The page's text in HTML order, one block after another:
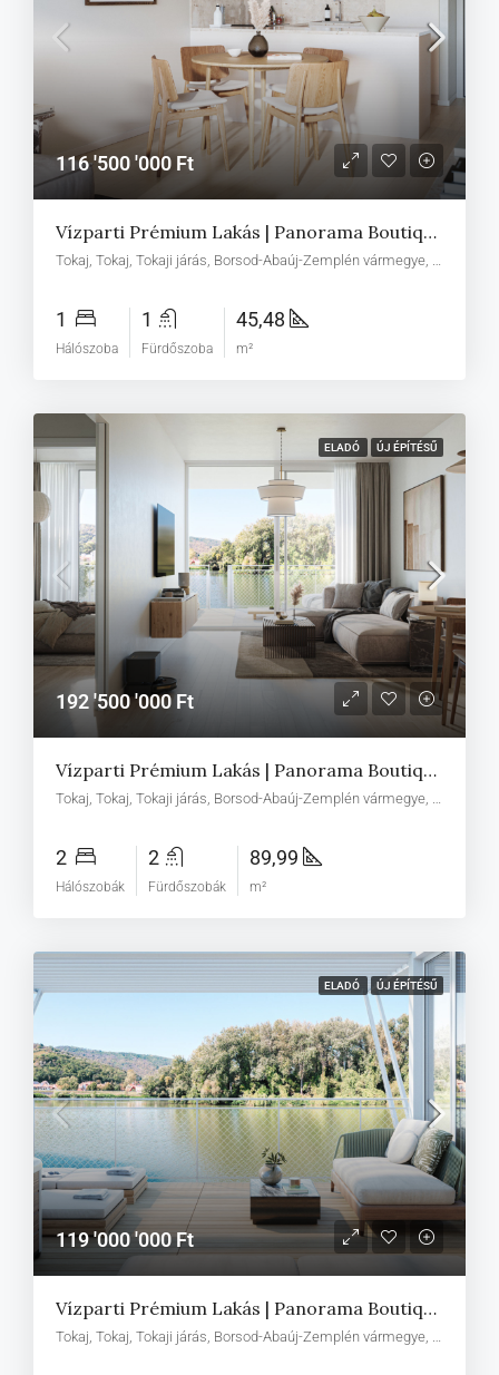
116 '500 '000 Ft
Vízparti Prémium Lakás | Panorama Boutique 49 C1
Tokaj, Tokaj, Tokaji járás, Borsod-Abaúj-Zemplén vármegye, Észak-Magyarország, Alföld és Észak, Magyarország
1
Hálószoba
1
Fürdőszoba
45,48
m²
ELADÓ ÚJ ÉPÍTÉSŰ
192 '500 '000 Ft
Vízparti Prémium Lakás | Panorama Boutique 49 B1
Tokaj, Tokaj, Tokaji járás, Borsod-Abaúj-Zemplén vármegye, Észak-Magyarország, Alföld és Észak, Magyarország
2
Hálószobák
2
Fürdőszobák
89,99
m²
ELADÓ ÚJ ÉPÍTÉSŰ
119 '000 '000 Ft
Vízparti Prémium Lakás | Panorama Boutique 49 A6
Tokaj, Tokaj, Tokaji járás, Borsod-Abaúj-Zemplén vármegye, Észak-Magyarország, Alföld és Észak, Magyarország